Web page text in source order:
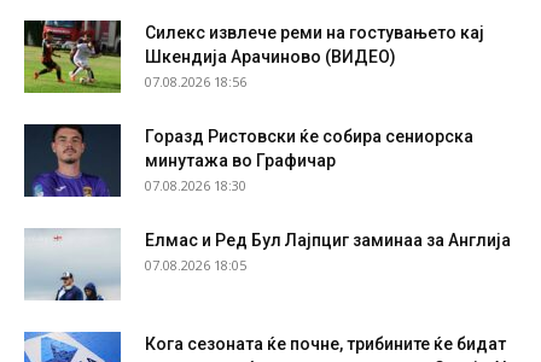
Силекс извлече реми на гостувањето кај
Шкендија Арачиново (ВИДЕО)
07.08.2026 18:56
Горазд Ристовски ќе собира сениорска
минутажа во Графичар
07.08.2026 18:30
Елмас и Ред Бул Лајпциг заминаа за Англија
07.08.2026 18:05
Кога сезоната ќе почне, трибините ќе бидат